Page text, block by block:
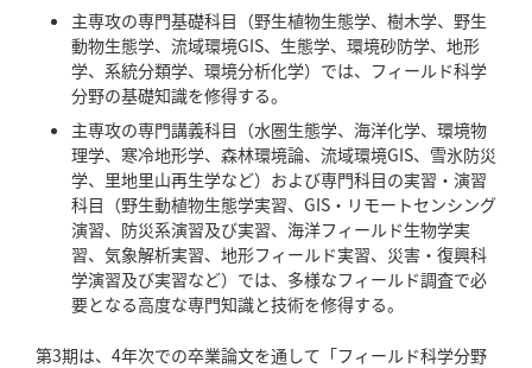
主専攻の専門基礎科目（野生植物生態学、樹木学、野生
動物生態学、流域環境GIS、生態学、環境砂防学、地形
学、系統分類学、環境分析化学）では、フィールド科学
分野の基礎知識を修得する。
主専攻の専門講義科目（水圏生態学、海洋化学、環境物
理学、寒冷地形学、森林環境論、流域環境GIS、雪氷防災
学、里地里山再生学など）および専門科目の実習・演習
科目（野生動植物生態学実習、GIS・リモートセンシング
演習、防災系演習及び実習、海洋フィールド生物学実
習、気象解析実習、地形フィールド実習、災害・復興科
学演習及び実習など）では、多様なフィールド調査で必
要となる高度な専門知識と技術を修得する。
第3期は、4年次での卒業論文を通して「フィールド科学分野